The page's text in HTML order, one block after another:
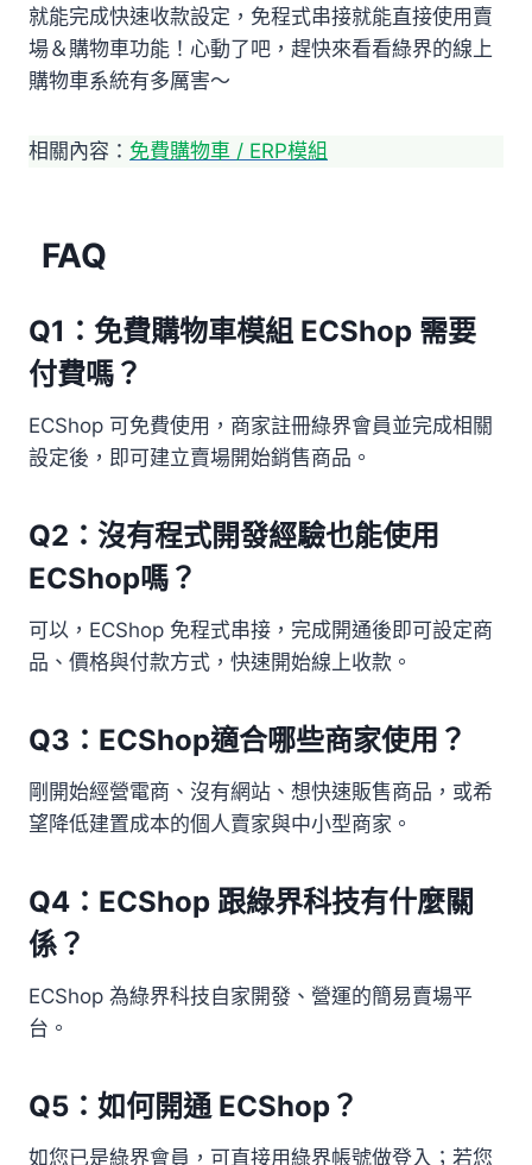
就能完成快速收款設定，免程式串接就能直接使用賣
場＆購物車功能！心動了吧，趕快來看看綠界的線上
購物車系統有多厲害～
相關內容： 免費購物車 / ERP模組
FAQ
Q1：免費購物車模組 ECShop 需要
付費嗎？
ECShop 可免費使用，商家註冊綠界會員並完成相關
設定後，即可建立賣場開始銷售商品。
Q2：沒有程式開發經驗也能使用
ECShop嗎？
可以，ECShop 免程式串接，完成開通後即可設定商
品、價格與付款方式，快速開始線上收款。
Q3：ECShop適合哪些商家使用？
剛開始經營電商、沒有網站、想快速販售商品，或希
望降低建置成本的個人賣家與中小型商家。
Q4：ECShop 跟綠界科技有什麼關
係？
ECShop 為綠界科技自家開發、營運的簡易賣場平
台。
Q5：如何開通 ECShop？
如您已是綠界會員，可直接用綠界帳號做登入；若您